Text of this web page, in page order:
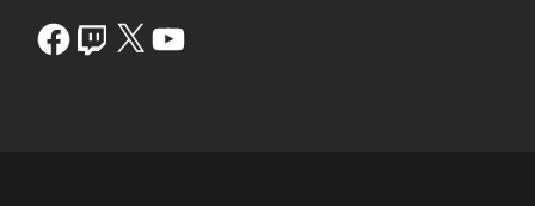
FacebookTwitch X YouTube